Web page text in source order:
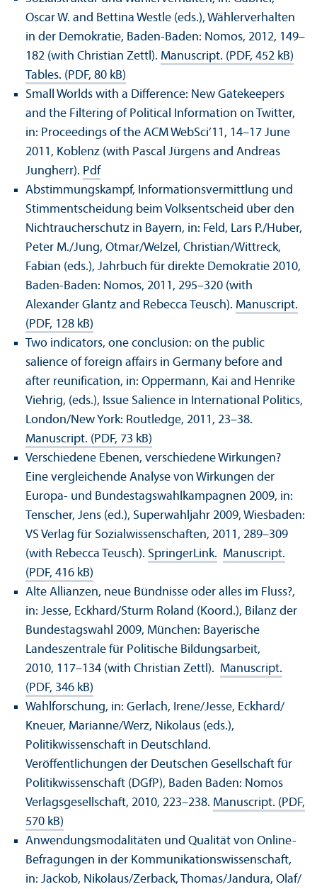
Oscar W. and Bettina Westle (eds.), Wählerverhalten
in der Demokratie, Baden-Baden: Nomos, 2012, 149–
182 (with Christian Zettl). Manuscript. (PDF, 452 kB)
Tables. (PDF, 80 kB)
Small Worlds with a Difference: New Gatekeepers
and the Filtering of Political Information on Twitter,
in: Proceedings of the ACM WebSci’11, 14–17 June
2011, Koblenz (with Pascal Jürgens and Andreas
Jungherr). Pdf
Abstimmungskampf, Informationsvermittlung und
Stimmentscheidung beim Volksentscheid über den
Nichtraucherschutz in Bayern, in: Feld, Lars P./Huber,
Peter M./Jung, Otmar/Welzel, Christian/Wittreck,
Fabian (eds.), Jahrbuch für direkte Demokratie 2010,
Baden-Baden: Nomos, 2011, 295–320 (with
Alexander Glantz and Rebecca Teusch). Manuscript.
(PDF, 128 kB)
Two indicators, one conclusion: on the public
salience of foreign affairs in Germany before and
after reunification, in: Oppermann, Kai and Henrike
Viehrig, (eds.), Issue Salience in International Politics,
London/New York: Routledge, 2011, 23–38.
Manuscript. (PDF, 73 kB)
Verschiedene Ebenen, verschiedene Wirkungen?
Eine vergleichende Analyse von Wirkungen der
Europa- und Bundestagswahlkampagnen 2009, in:
Tenscher, Jens (ed.), Superwahljahr 2009, Wiesbaden:
VS Verlag für Sozialwissenschaften, 2011, 289–309
(with Rebecca Teusch). SpringerLink. Manuscript.
(PDF, 416 kB)
Alte Allianzen, neue Bündnisse oder alles im Fluss?,
in: Jesse, Eckhard/Sturm Roland (Koord.), Bilanz der
Bundestagswahl 2009, München: Bayerische
Landeszentrale für Politische Bildungsarbeit,
2010, 117–134 (with Christian Zettl). Manuscript.
(PDF, 346 kB)
Wahlforschung, in: Gerlach, Irene/Jesse, Eckhard/
Kneuer, Marianne/Werz, Nikolaus (eds.),
Politikwissenschaft in Deutschland.
Veröffentlichungen der Deutschen Gesellschaft für
Politikwissenschaft (DGfP), Baden Baden: Nomos
Verlagsgesellschaft, 2010, 223–238. Manuscript. (PDF,
570 kB)
Anwendungsmodalitäten und Qualität von Online-
Befragungen in der Kommunikationswissenschaft,
in: Jackob, Nikolaus/Zerback, Thomas/Jandura, Olaf/